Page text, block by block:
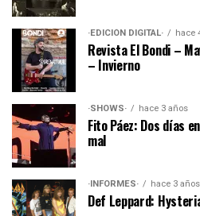
·EDICIÓN DIGITAL· hace
Revista El Bondi –
– Invierno
·SHOWS· hace 3 años
Fito Páez: Dos días
mal
·INFORMES· hace 3 años
Def Leppard: